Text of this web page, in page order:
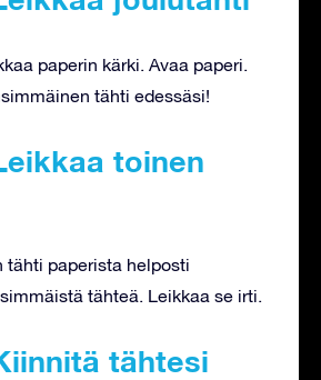
paperin kärki. Avaa paperi.
tähti edessäsi!
toinen
tähti paperista helposti
tähteä. Leikkaa se irti.
tähtesi